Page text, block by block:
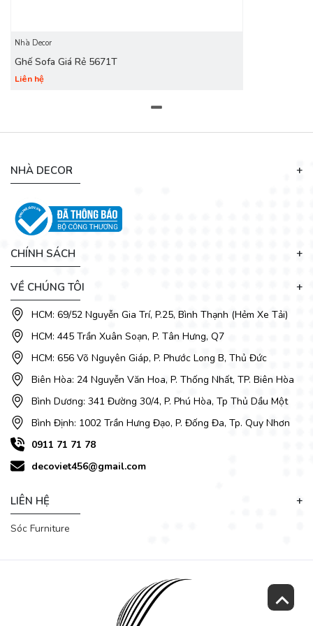
lựa chọn tuyệt vời nhất.
Ghế sofa là đồ dùng thường thấy trong phòng khách mọi
thủy là điều không hề đơn giản. Sau đây
quý khách cách chọn bàn ghế sofa đẹp và sang trọng, hiện
đại lại hợp với không gian phòng khách nhà mình!
Nhà Decor
Ghế Sofa Giá Rẻ 5671T
Liên hệ
NHÀ DECOR
CHÍNH SÁCH
VỀ CHÚNG TÔI
HCM: 69/52 Nguyễn Gia Trí, P.25, Bình Thạnh (Hẻm Xe Tải)
HCM: 445 Trần Xuân Soạn, P. Tân Hưng, Q7
HCM: 656 Võ Nguyên Giáp, P. Phước Long B, Thủ Đức
Biên Hòa: 24 Nguyễn Văn Hoa, P. Thống Nhất, TP. Biên Hòa
Bình Dương: 341 Đường 30/4, P. Phú Hòa, Tp Thủ Dầu Một
Bình Định: 1002 Trần Hưng Đạo, P. Đống Đa, Tp. Quy Nhơn
0911 71 71 78
decoviet456@gmail.com
LIÊN HỆ
Sóc Furniture